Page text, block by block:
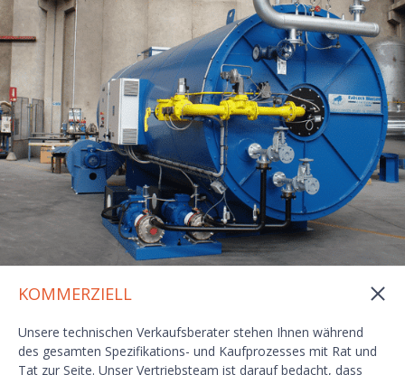
KOMMERZIELL
Unsere technischen Verkaufsberater stehen Ihnen während
des gesamten Spezifikations- und Kaufprozesses mit Rat und
Tat zur Seite. Unser Vertriebsteam ist darauf bedacht, dass